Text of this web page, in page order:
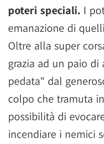
poteri speciali. I
emanazione di
Oltre alla super
grazia ad un paio
pedata" dal
colpo che tramuta
possibilità di
incendiare i nemici